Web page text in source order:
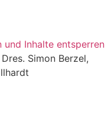
Inhalte entsperren
Simon Berzel,